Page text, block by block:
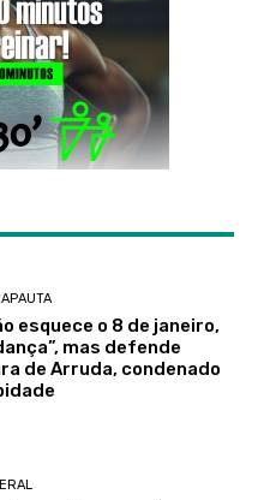
esquece o 8 de janeiro,
mas defende
de Arruda, condenado